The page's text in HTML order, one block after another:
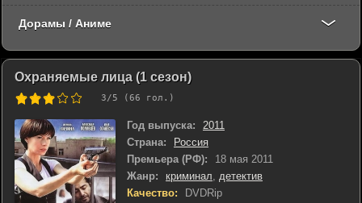
Охраняемые лица (1 сезон)
3/5 (66 гол.)
Год выпуска:
2011
Страна:
Россия
Премьера (РФ):
18 мая 2011
Жанр:
криминал, детектив
Качество:
DVDRip
Дорамы / Аниме